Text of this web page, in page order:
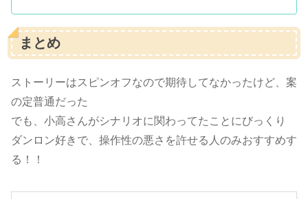
まとめ
ストーリーはスピンオフなので期待してなかったけど、案
の定普通だった
でも、小高さんがシナリオに関わってたことにびっくり
ダンロン好きで、操作性の悪さを許せる人のみおすすめす
る！！